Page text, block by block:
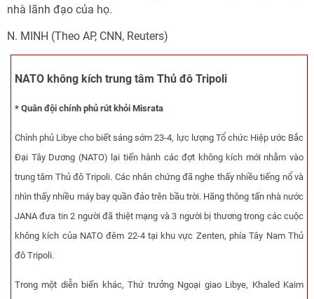
nhà lãnh đạo của họ.
N. MINH (Theo AP, CNN, Reuters)
NATO không kích trung tâm Thủ đô Tripoli
* Quân đội chính phủ rút khỏi Misrata
Chính phủ Libye cho biết sáng sớm 23-4, lực lượng Tổ chức Hiệp ước Bắc
Đại Tây Dương (NATO) lại tiến hành các đợt không kích mới nhằm vào
trung tâm Thủ đô Tripoli. Các nhân chứng đã nghe thấy nhiều tiếng nổ và
nhìn thấy nhiều máy bay quần đảo trên bầu trời. Hãng thông tấn nhà nước
JANA đưa tin 2 người đã thiệt mạng và 3 người bị thương trong các cuộc
không kích của NATO đêm 22-4 tại khu vực Zenten, phía Tây Nam Thủ
đô Tripoli.
Trong một diễn biến khác, Thứ trưởng Ngoại giao Libye, Khaled Kaim